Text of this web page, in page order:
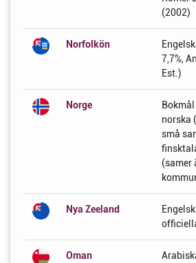
(2002)
Norfolkön
7,7%,
Est.)
Norge
norska
små
(samer
Nya Zeeland
Oman